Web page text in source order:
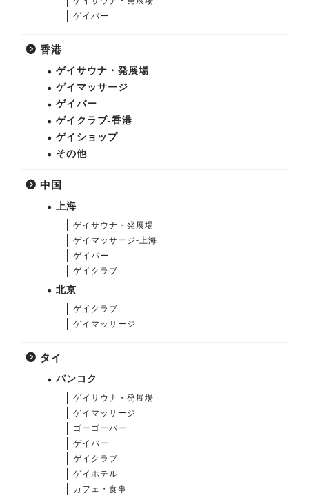
ゲイバー
香港
ゲイサウナ・発展場
ゲイマッサージ
ゲイバー
ゲイクラブ-香港
ゲイショップ
その他
中国
上海
ゲイサウナ・発展場
ゲイマッサージ-上海
ゲイバー
ゲイクラブ
北京
ゲイクラブ
ゲイマッサージ
タイ
バンコク
ゲイサウナ・発展場
ゲイマッサージ
ゴーゴーバー
ゲイバー
ゲイクラブ
ゲイホテル
カフェ・食事